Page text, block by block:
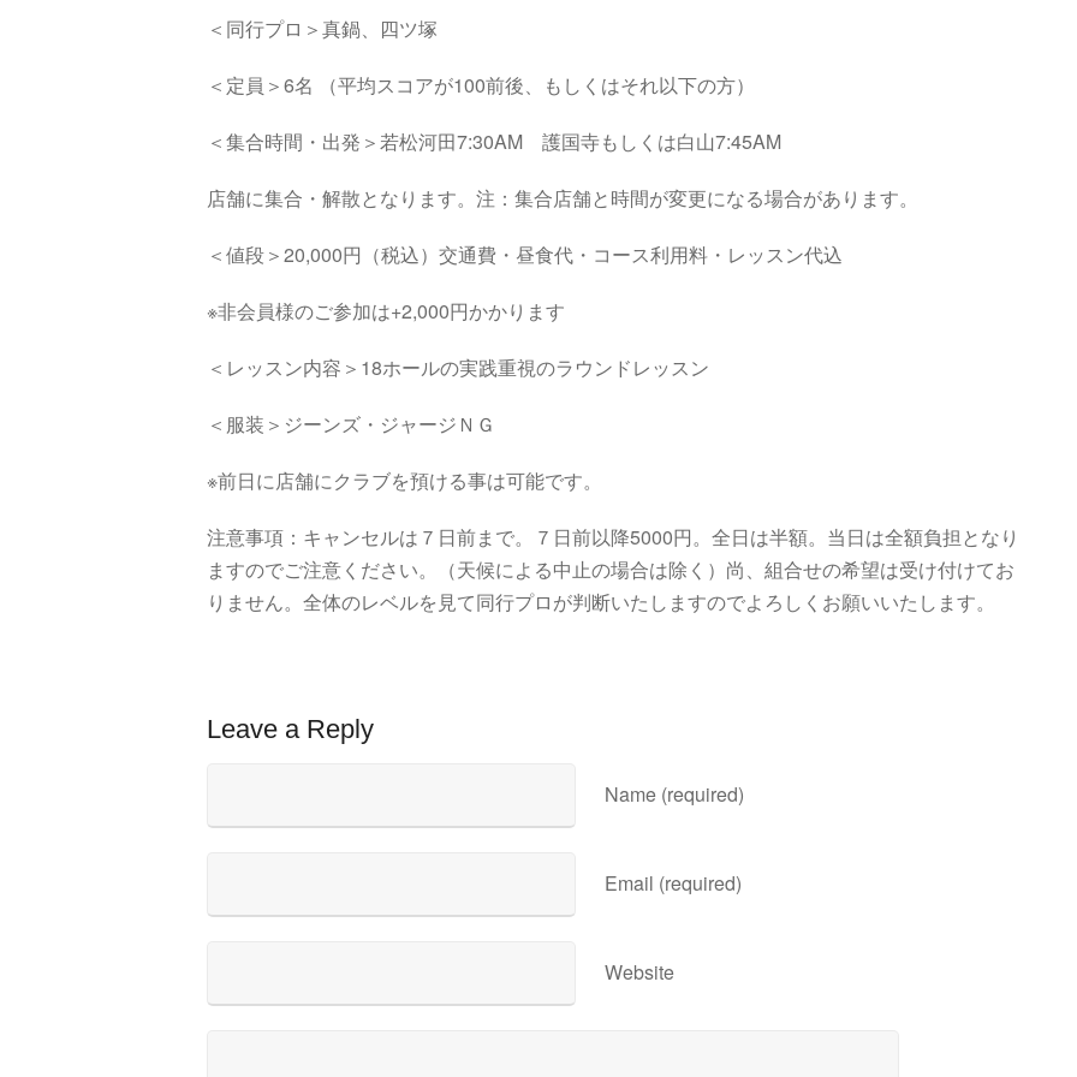
＜同行プロ＞真鍋、四ツ塚
＜定員＞6名 （平均スコアが100前後、もしくはそれ以下の方）
＜集合時間・出発＞若松河田7:30AM 護国寺もしくは白山7:45AM
店舗に集合・解散となります。注：集合店舗と時間が変更になる場合があります。
＜値段＞20,000円（税込）交通費・昼食代・コース利用料・レッスン代込
※非会員様のご参加は+2,000円かかります
＜レッスン内容＞18ホールの実践重視のラウンドレッスン
＜服装＞ジーンズ・ジャージＮＧ
※前日に店舗にクラブを預ける事は可能です。
注意事項：キャンセルは７日前まで。７日前以降5000円。全日は半額。当日は全額負担となり
ますのでご注意ください。（天候による中止の場合は除く）尚、組合せの希望は受け付けてお
りません。全体のレベルを見て同行プロが判断いたしますのでよろしくお願いいたします。
Leave a Reply
Name (required)
Email (required)
Website